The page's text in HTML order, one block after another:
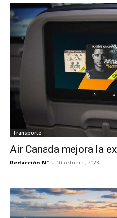
Transporte
Air Canada mejora la
Redacción NC - 10 octubre, 2023